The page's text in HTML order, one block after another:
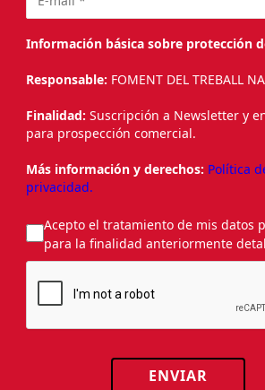
Información básica sobre protección
Responsable: FOMENT DEL TREBALL
Finalidad: Suscripción a Newsletter y
para prospección comercial.
Más información y derechos: Política
privacidad.
Acepto el tratamiento de mis datos
para la finalidad anteriormente
ENVIAR